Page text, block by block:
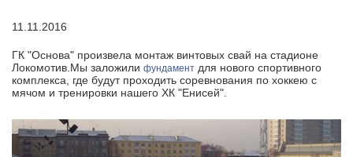
11.11.2016
ГК "Основа" произвела монтаж винтовых свай на стадионе
Локомотив.Мы заложили фундамент для нового спортивного
комплекса, где будут проходить соревнования по хоккею с
мячом и тренировки нашего ХК "Енисей".